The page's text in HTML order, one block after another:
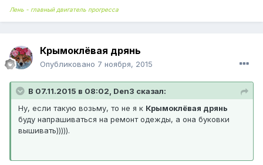
Лень - главный двигатель прогресса
Крымоклёвая дрянь
Опубликовано 7 ноября, 2015
В 07.11.2015 в 08:02, Den3 сказал:
Ну, если такую возьму, то не я к Крымоклёвая дрянь
буду напрашиваться на ремонт одежды, а она буковки
вышивать))))).